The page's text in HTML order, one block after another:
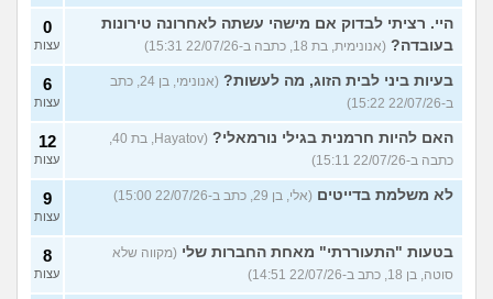
היי. רציתי לבדוק אם מישהי עשתה לאחרונה טירונות
בעובדה? (אנונימית, בת 18, כתבה ב-22/07/26 15:31)
0
עצות
בעיות ביני לבית הזוג, מה לעשות?
(אנונימי, בן 24, כתב
ב-22/07/26 15:22)
6
עצות
האם להיות חרמנית בגילי נורמאלי?
כתבה ב-22/07/26 15:11)
12
עצות
לא משלמת בדייטים (אלי, בן 29, כתב ב-22/07/26 15:00) 9
עצות
בטעות "התעוררתי" מאחת החברות שלי (מקווה שלא
סוטה, בן 18, כתב ב-22/07/26 14:51)
8
עצות